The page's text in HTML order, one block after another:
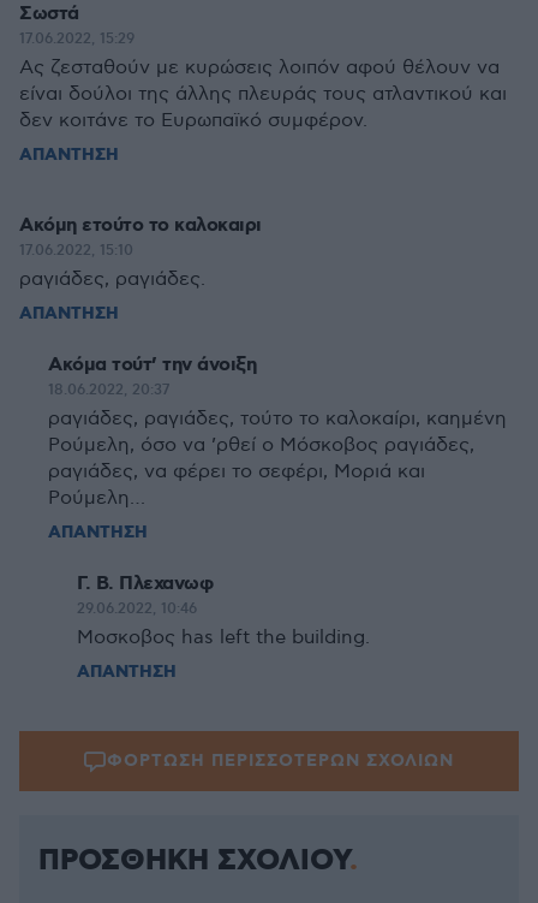
Σωστά
17.06.2022, 15:29
Ας ζεσταθούν με κυρώσεις λοιπόν αφού θέλουν να
είναι δούλοι της άλλης πλευράς τους ατλαντικού και
δεν κοιτάνε το Ευρωπαϊκό συμφέρον.
ΑΠΑΝΤΗΣΗ
Ακόμη ετούτο το καλοκαιρι
17.06.2022, 15:10
ραγιάδες, ραγιάδες.
ΑΠΑΝΤΗΣΗ
Ακόμα τούτ’ την άνοιξη
18.06.2022, 20:37
ραγιάδες, ραγιάδες, τούτο το καλοκαίρι, καημένη
Ρούμελη, όσο να ’ρθεί ο Μόσκοβος ραγιάδες,
ραγιάδες, να φέρει το σεφέρι, Μοριά και
Ρούμελη…
ΑΠΑΝΤΗΣΗ
Γ. Β. Πλεχανωφ
29.06.2022, 10:46
Μοσκοβος has left the building.
ΑΠΑΝΤΗΣΗ
ΦΟΡΤΩΣΗ ΠΕΡΙΣΣΟΤΕΡΩΝ ΣΧΟΛΙΩΝ
ΠΡΟΣΘΗΚΗ ΣΧΟΛΙΟΥ